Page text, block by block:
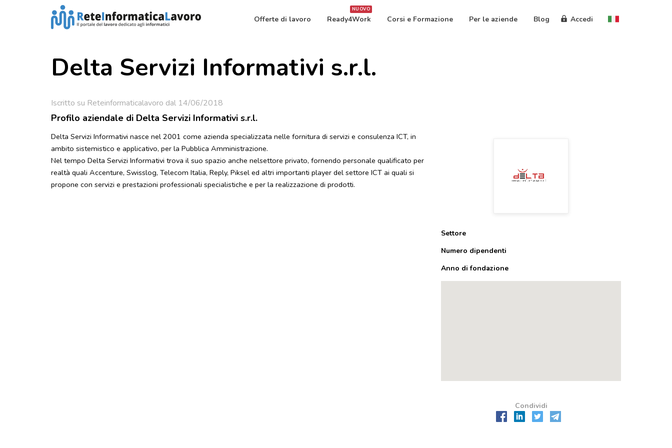
Offerte di lavoro
NUOVO
Ready4Work Corsi e Formazione Per le aziende Blog Accedi
Delta Servizi Informativi s.r.l.
Iscritto su Reteinformaticalavoro dal 14/06/2018
Profilo aziendale di Delta Servizi Informativi s.r.l.
Delta Servizi Informativi nasce nel 2001 come azienda specializzata nelle fornitura di servizi e consulenza ICT, in
ambito sistemistico e applicativo, per la Pubblica Amministrazione.
Nel tempo Delta Servizi Informativi trova il suo spazio anche nelsettore privato, fornendo personale qualificato per
realtà quali Accenture, Swisslog, Telecom Italia, Reply, Piksel ed altri importanti player del settore ICT ai quali si
propone con servizi e prestazioni professionali specialistiche e per la realizzazione di prodotti.
Settore
Numero dipendenti
Anno di fondazione
Condividi